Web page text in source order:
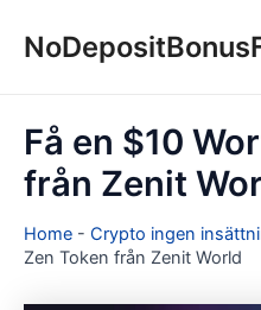
Få en $10
från Zenit
Home - Crypto ingen
Zen Token från Zenit World